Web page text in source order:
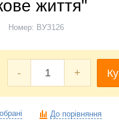
життя"
Номер: ВУЗ126
- +
До порівняння